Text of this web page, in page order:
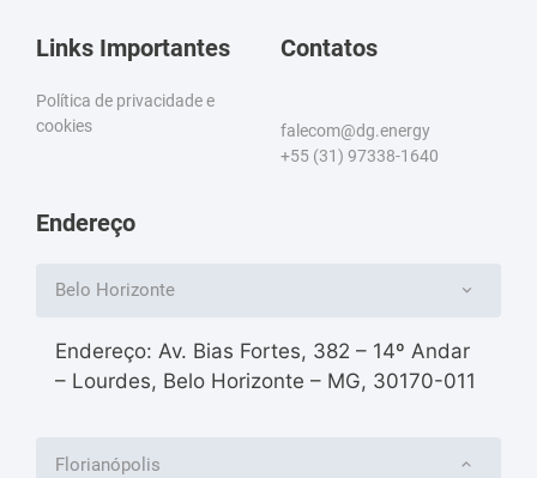
Links Importantes
Política de privacidade e
cookies
Contatos
falecom@dg.energy
+55 (31) 97338-1640
Endereço
Belo Horizonte
Endereço: Av. Bias Fortes, 382 – 14º Andar
– Lourdes, Belo Horizonte – MG, 30170-011
Florianópolis